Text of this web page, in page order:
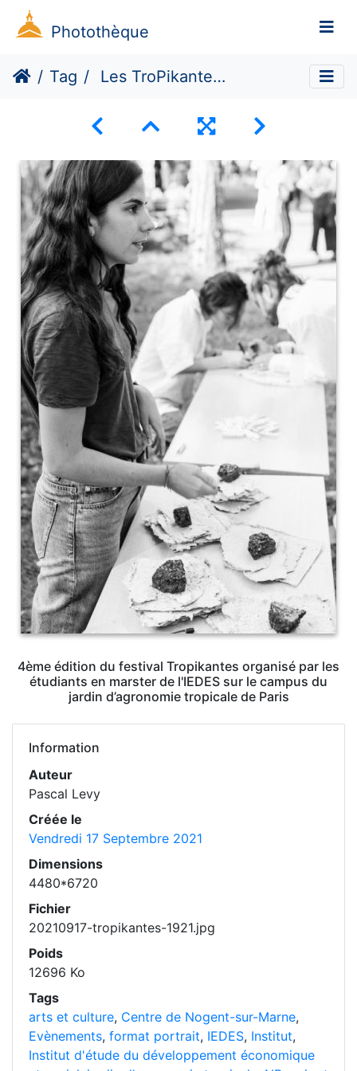
Photothèque
Tag Les TroPikantes #4 (Dé)construire demain
4ème édition du festival Tropikantes organisé par les
étudiants en marster de l'IEDES sur le campus du
jardin d’agronomie tropicale de Paris
Information
Auteur
Pascal Levy
Créée le
Vendredi 17 Septembre 2021
Dimensions
4480*6720
Fichier
20210917-tropikantes-1921.jpg
Poids
12696 Ko
Tags
arts et culture, Centre de Nogent-sur-Marne,
Evènements, format portrait, IEDES, Institut,
Institut d'étude du développement économique